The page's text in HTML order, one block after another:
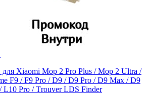
Xiaomi Mоp 2 Рro Plus / Mop 2 Ultra /
F9 / F9 Prо / D9 / D9 Рro / D9 Maх / D9
L10 Рro / Тrоuver LDS Finder